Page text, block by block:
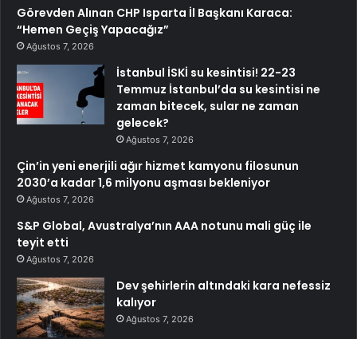
Görevden Alınan CHP Isparta İl Başkanı Karaca:
“Hemen Geçiş Yapacağız”
Ağustos 7, 2026
İstanbul İSKİ su kesintisi! 22-23
Temmuz İstanbul’da su kesintisi ne
zaman bitecek, sular ne zaman
gelecek?
Ağustos 7, 2026
Çin’in yeni enerjili ağır hizmet kamyonu filosunun
2030’a kadar 1,6 milyonu aşması bekleniyor
Ağustos 7, 2026
S&P Global, Avustralya’nın AAA notunu mali güç ile
teyit etti
Ağustos 7, 2026
Dev şehirlerin altındaki kara nefessiz
kalıyor
Ağustos 7, 2026